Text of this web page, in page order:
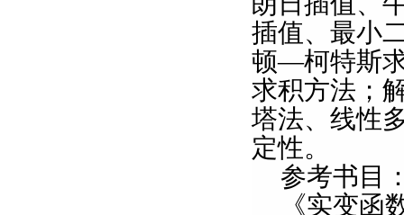
插值、最小
顿—柯特斯
求积方法；
塔法、线性
定性。
参考书目
《实变函